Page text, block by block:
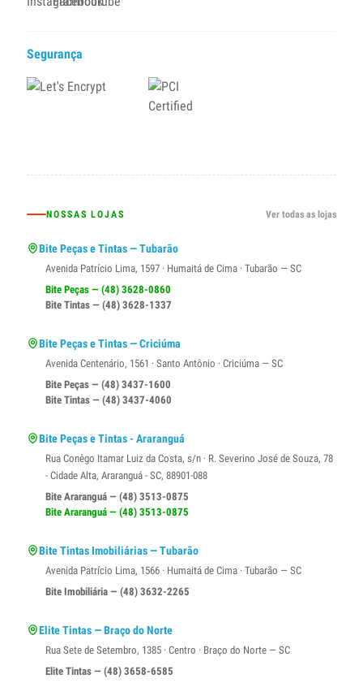
Segurança
NOSSAS LOJAS Ver todas as lojas
Bite Peças e Tintas — Tubarão
Avenida Patrício Lima, 1597 · Humaitá de Cima · Tubarão — SC
Bite Peças — (48) 3628-0860
Bite Tintas — (48) 3628-1337
Bite Peças e Tintas — Criciúma
Avenida Centenário, 1561 · Santo Antônio · Criciúma — SC
Bite Peças — (48) 3437-1600
Bite Tintas — (48) 3437-4060
Bite Peças e Tintas - Araranguá
Rua Conêgo Itamar Luiz da Costa, s/n · R. Severino José de Souza, 78
- Cidade Alta, Araranguá - SC, 88901-088
Bite Araranguá — (48) 3513-0875
Bite Araranguá — (48) 3513-0875
Bite Tintas Imobiliárias — Tubarão
Avenida Patrício Lima, 1566 · Humaitá de Cima · Tubarão — SC
Bite Imobiliária — (48) 3632-2265
Elite Tintas — Braço do Norte
Rua Sete de Setembro, 1385 · Centro · Braço do Norte — SC
Elite Tintas — (48) 3658-6585